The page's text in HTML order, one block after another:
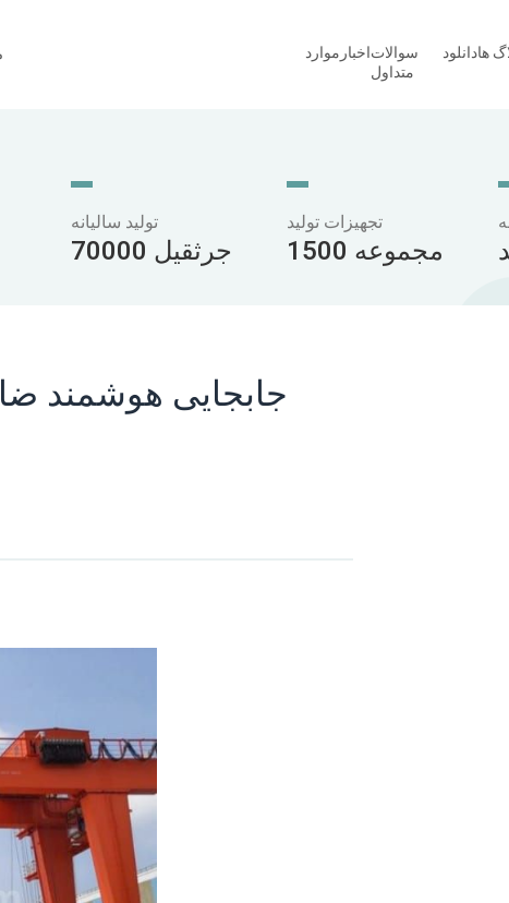
موارداخبارسوالات
متداول
دانلودها
تولید سالیانه
70000 جرثقیل
تجهیزات تولید
1500 مجموعه
جابجایی هوشمند